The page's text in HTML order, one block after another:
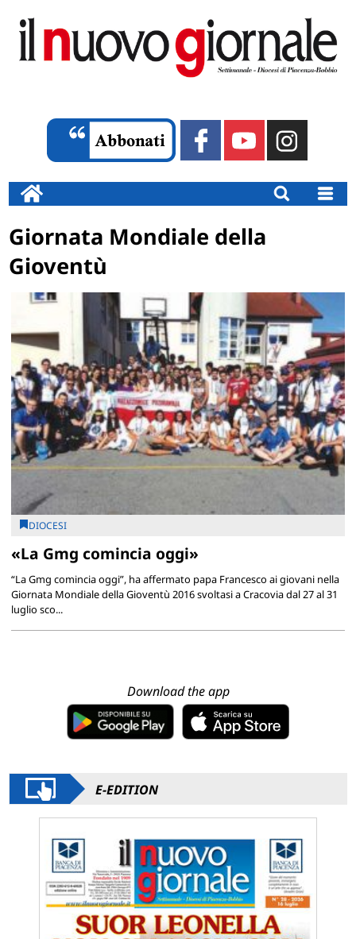
Giornata Mondiale della
Gioventù
DIOCESI
«La Gmg comincia oggi»
“La Gmg comincia oggi”, ha affermato papa Francesco ai giovani nella
Giornata Mondiale della Gioventù 2016 svoltasi a Cracovia dal 27 al 31
luglio sco...
Download the app
E-EDITION